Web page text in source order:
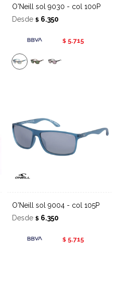
O'Neill sol 9030 - col 100P
Desde $ 6.350
$ 5.715
O'Neill sol 9004 - col 105P
Desde $ 6.350
$ 5.715